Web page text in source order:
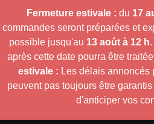
Fermeture estivale : du 17
commandes seront préparées et
possible jusqu'au 13 août à 12 h
après cette date pourra être
estivale : Les délais annoncés
peuvent pas toujours être
d'anticiper vos